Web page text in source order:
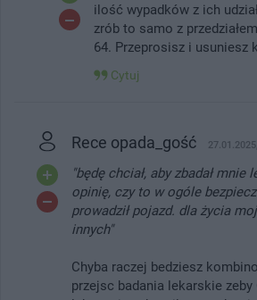
ilość wypadków z ich
zrób to samo z
64. Przeprosisz i usuniesz
Cytuj
Rece opada_gość
"będę chciał, aby zbadał mnie
opinię, czy to w ogóle
prowadził pojazd. dla życia
innych"
Chyba raczej bedziesz
przejsc badania lekarskie zeby